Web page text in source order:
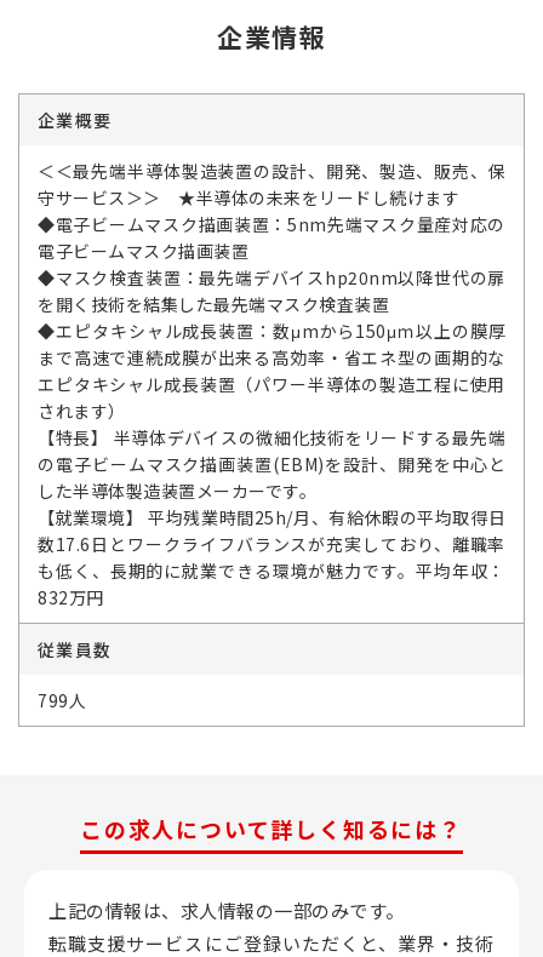
企業情報
企業概要
＜＜最先端半導体製造装置の設計、開発、製造、販売、保
守サービス＞＞ ★半導体の未来をリードし続けます
◆電子ビームマスク描画装置：5nm先端マスク量産対応の
電子ビームマスク描画装置
◆マスク検査装置：最先端デバイスhp20nm以降世代の扉
を開く技術を結集した最先端マスク検査装置
◆エピタキシャル成長装置：数μmから150μｍ以上の膜厚
まで高速で連続成膜が出来る高効率・省エネ型の画期的な
エピタキシャル成長装置（パワー半導体の製造工程に使用
されます）
【特長】 半導体デバイスの微細化技術をリードする最先端
の電子ビームマスク描画装置(EBM)を設計、開発を中心と
した半導体製造装置メーカーです。
【就業環境】 平均残業時間25h/月、有給休暇の平均取得日
数17.6日とワークライフバランスが充実しており、離職率
も低く、長期的に就業できる環境が魅力です。平均年収：
832万円
従業員数
799人
この求人について詳しく知るには？
上記の情報は、求人情報の一部のみです。
転職支援サービスにご登録いただくと、業界・技術